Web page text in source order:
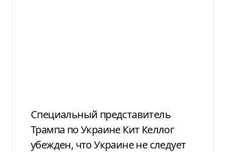
Специальный представитель
Трампа по Украине Кит Келлог
убежден, что Украине не следует